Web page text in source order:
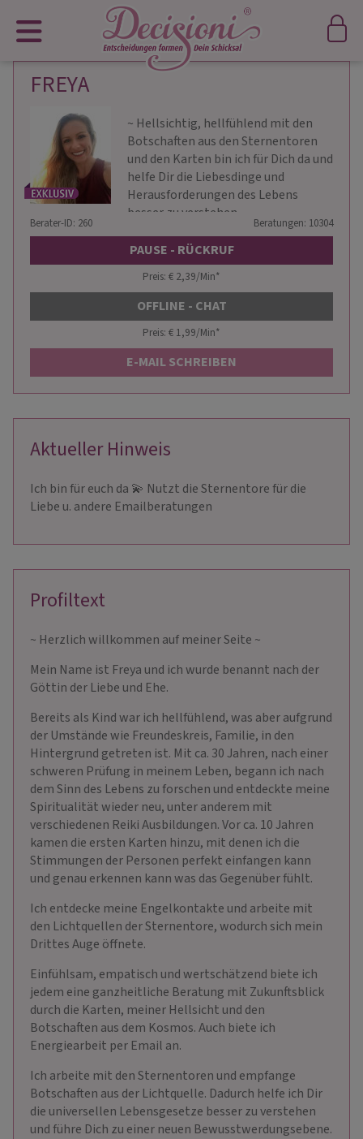
FREYA
~ Hellsichtig, hellfühlend mit den
Botschaften aus den Sternentoren
und den Karten bin ich für Dich da und
helfe Dir die Liebesdinge und
Herausforderungen des Lebens
besser zu verstehen ~
Berater-ID: 260 Beratungen: 10304
PAUSE - RÜCKRUF
Preis: € 2,39/Min*
OFFLINE - CHAT
Preis: € 1,99/Min*
E-MAIL SCHREIBEN
Aktueller Hinweis
Ich bin für euch da 💫 Nutzt die Sternentore für die
Liebe u. andere Emailberatungen
Profiltext
~ Herzlich willkommen auf meiner Seite ~
Mein Name ist Freya und ich wurde benannt nach der
Göttin der Liebe und Ehe.
Bereits als Kind war ich hellfühlend, was aber aufgrund
der Umstände wie Freundeskreis, Familie, in den
Hintergrund getreten ist. Mit ca. 30 Jahren, nach einer
schweren Prüfung in meinem Leben, begann ich nach
dem Sinn des Lebens zu forschen und entdeckte meine
Spiritualität wieder neu, unter anderem mit
verschiedenen Reiki Ausbildungen. Vor ca. 10 Jahren
kamen die ersten Karten hinzu, mit denen ich die
Stimmungen der Personen perfekt einfangen kann
und genau erkennen kann was das Gegenüber fühlt.
Ich entdecke meine Engelkontakte und arbeite mit
den Lichtquellen der Sternentore, wodurch sich mein
Drittes Auge öffnete.
Einfühlsam, empatisch und wertschätzend biete ich
jedem eine ganzheitliche Beratung mit Zukunftsblick
durch die Karten, meiner Hellsicht und den
Botschaften aus dem Kosmos. Auch biete ich
Energiearbeit per Email an.
Ich arbeite mit den Sternentoren und empfange
Botschaften aus der Lichtquelle. Dadurch helfe ich Dir
die universellen Lebensgesetze besser zu verstehen
und führe Dich zu einer neuen Bewusstwerdungsebene.